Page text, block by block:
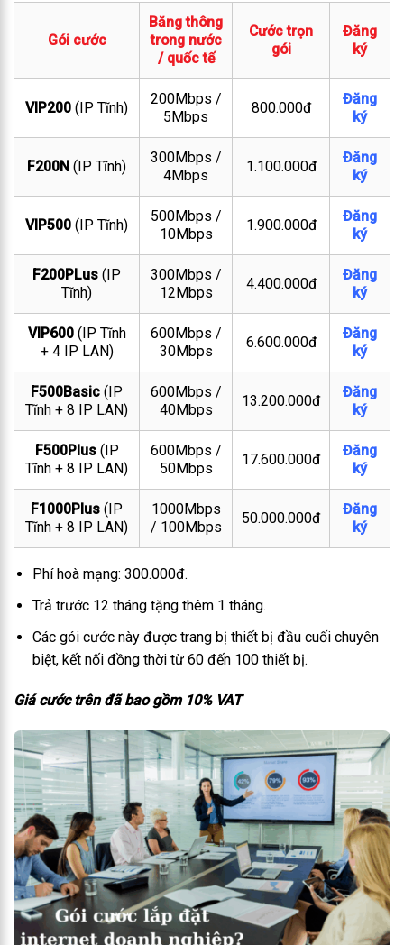
Gói cước
Băng thông
trong nước
/ quốc tế
Cước trọn
gói
Đăng
ký
VIP200 (IP Tĩnh)
200Mbps /
5Mbps
800.000đ
Đăng
ký
F200N (IP Tĩnh)
300Mbps /
4Mbps
1.100.000đ
Đăng
ký
VIP500 (IP Tĩnh)
500Mbps /
10Mbps
1.900.000đ
Đăng
ký
F200PLus (IP
Tĩnh)
300Mbps /
12Mbps
4.400.000đ
Đăng
ký
VIP600(IP Tĩnh
+ 4 IP LAN)
600Mbps /
30Mbps
6.600.000đ
Đăng
ký
F500Basic (IP
Tĩnh + 8 IP LAN)
600Mbps /
40Mbps
13.200.000đ
Đăng
ký
F500Plus(IP
Tĩnh + 8 IP LAN)
600Mbps /
50Mbps
17.600.000đ
Đăng
ký
F1000Plus (IP
Tĩnh + 8 IP LAN)
1000Mbps
/ 100Mbps
50.000.000đ
Đăng
ký
Phí hoà mạng: 300.000đ.
Trả trước 12 tháng tặng thêm 1 tháng.
Các gói cước này được trang bị thiết bị đầu cuối chuyên
biệt, kết nối đồng thời từ 60 đến 100 thiết bị.
Giá cước trên đã bao gồm 10% VAT